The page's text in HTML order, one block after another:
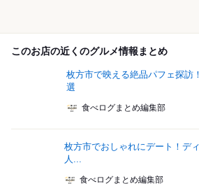
このお店の近くのグルメ情報まとめ
枚方市で映える絶品パフェ探訪
選
食べログまとめ編集部
枚方市でおしゃれにデート！デ
人...
食べログまとめ編集部